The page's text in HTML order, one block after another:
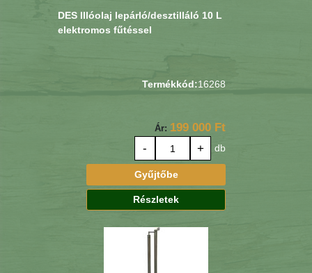
DES Illóolaj lepárló/desztilláló 10 L
elektromos fűtéssel
Termékkód:16268
Ár: 199 000 Ft
-
+ db
Gyűjtőbe
Részletek